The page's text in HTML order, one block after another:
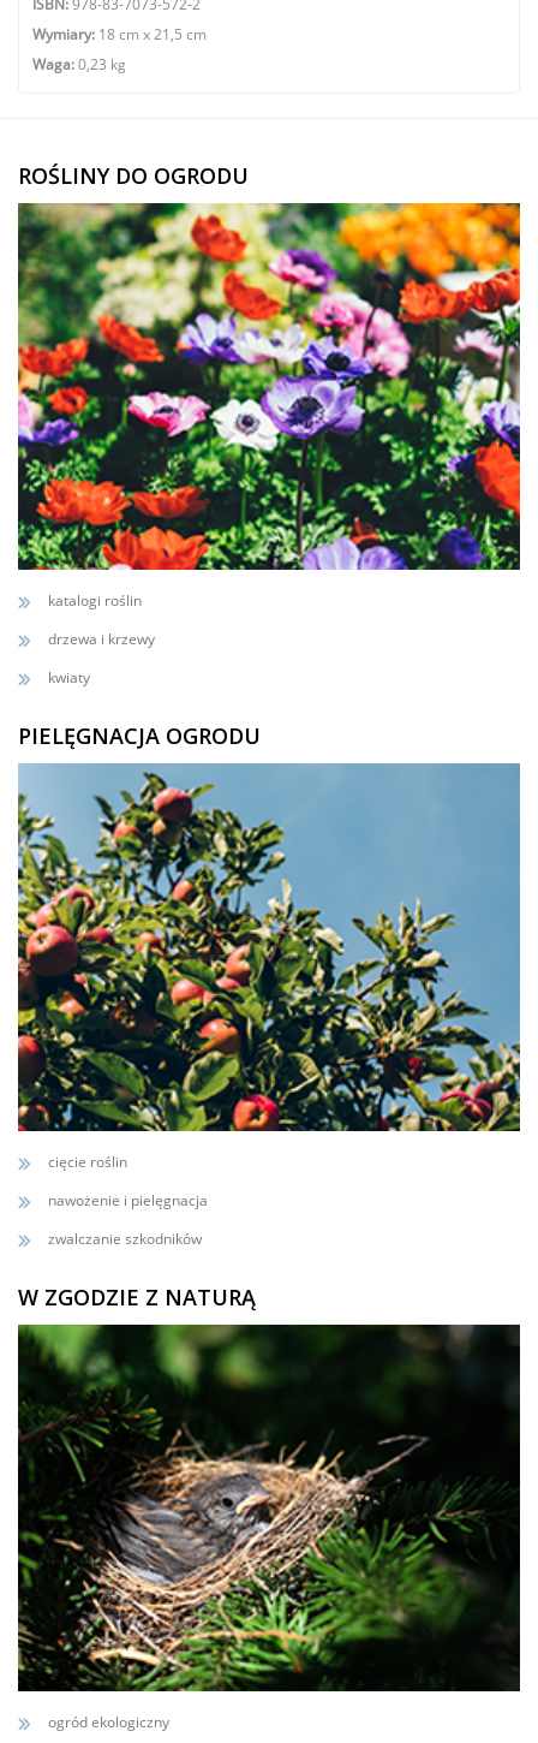
Wymiary: 18 cm x 21,5 cm
Waga:0,23 kg
ROŚLINY DO OGRODU
katalogi roślin
drzewa i krzewy
kwiaty
PIELĘGNACJA OGRODU
cięcie roślin
nawożenie i pielęgnacja
zwalczanie szkodników
W ZGODZIE Z NATURĄ
ogród ekologiczny